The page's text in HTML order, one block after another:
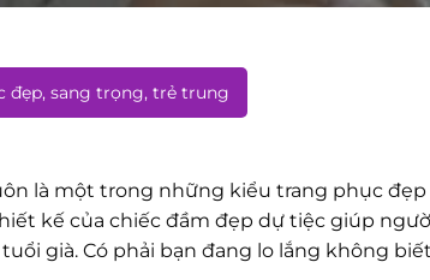
đẹp, sang trọng, trẻ trung
là một trong những kiểu trang phục đẹp
kế của chiếc đầm đẹp dự tiệc giúp
già. Có phải bạn đang lo lắng không